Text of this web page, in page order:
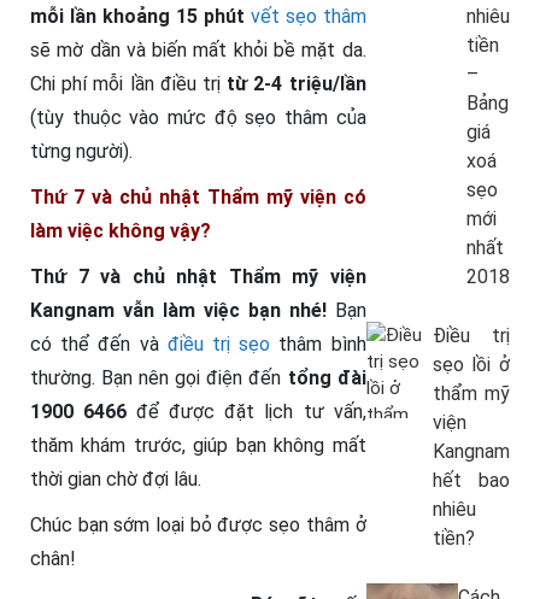
mỗi lần khoảng 15 phút vết sẹo thâm
sẽ mờ dần và biến mất khỏi bề mặt da.
Chi phí mỗi lần điều trị từ 2-4 triệu/lần
(tùy thuộc vào mức độ sẹo thâm của
từng người).
Thứ 7 và chủ nhật Thẩm mỹ viện có
làm việc không vậy?
Thứ 7 và chủ nhật Thẩm mỹ viện
Kangnam vẫn làm việc bạn nhé! Bạn
có thể đến và điều trị sẹo thâm bình
thường. Bạn nên gọi điện đến tổng đài
1900 6466 để được đặt lịch tư vấn,
thăm khám trước, giúp bạn không mất
thời gian chờ đợi lâu.
Chúc bạn sớm loại bỏ được sẹo thâm ở
chân!
nhiêu
tiền
–
Bảng
giá
xoá
sẹo
mới
nhất
2018
Điều trị
sẹo lồi ở
thẩm mỹ
viện
Kangnam
hết bao
nhiêu
tiền?